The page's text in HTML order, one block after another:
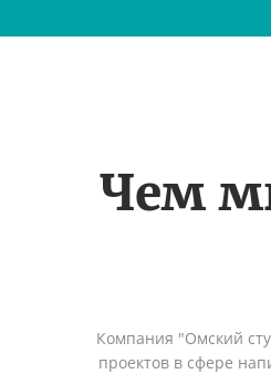
Чем
Компания "Омский
проектов в сфере